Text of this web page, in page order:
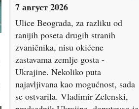
7 август 2026
Ulice Beograda, za razliku od
ranijih poseta drugih stranih
zvaničnika, nisu okićene
zastavama zemlje gosta -
Ukrajine. Nekoliko puta
najavljivana kao mogućnost, sada
se ostvarila. Vladimir Zelenski,